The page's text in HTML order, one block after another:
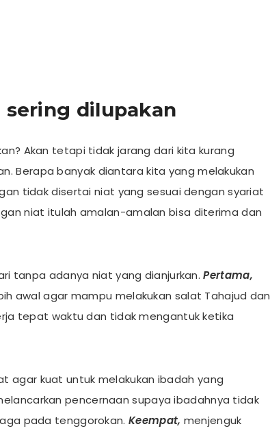
sering dilupakan
Akan tetapi tidak jarang dari kita kurang
Berapa banyak diantara kita yang melakukan
tidak disertai niat yang sesuai dengan syariat
niat itulah amalan-amalan bisa diterima dan
tanpa adanya niat yang dianjurkan.Pertama,
awal agar mampu melakukan salat Tahajud dan
tepat waktu dan tidak mengantuk ketika
agar kuat untuk melakukan ibadah yang
pencernaan supaya ibadahnya tidak
pada tenggorokan. Keempat, menjenguk